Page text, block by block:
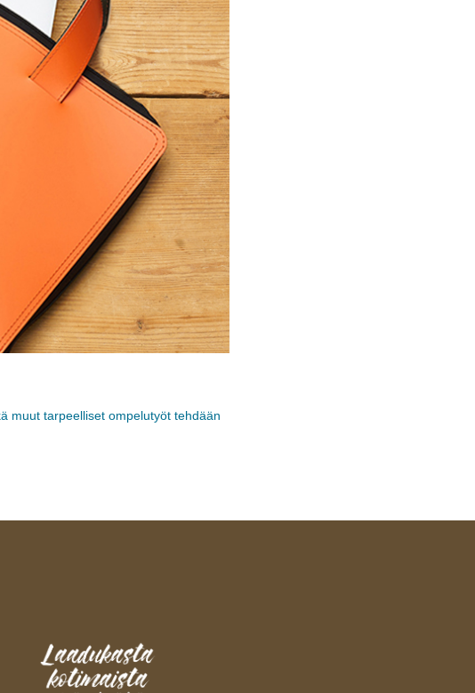
muut tarpeelliset ompelutyöt tehdään